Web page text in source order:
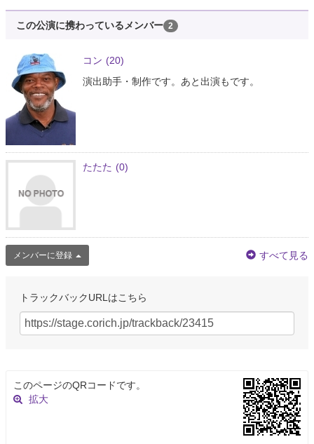
この公演に携わっているメンバー 2
コン (20)
演出助手・制作です。あと出演もです。
たたた (0)
メンバーに登録 すべて見る
トラックバックURLはこちら
このページのQRコードです。
拡大